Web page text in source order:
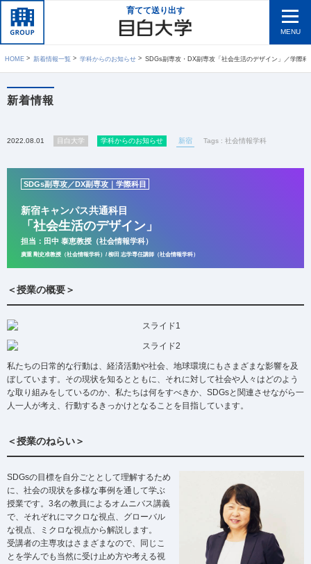
育てて送り出す
MENU
HOME 新着情報一覧 学科からのお知らせ SDGs副専攻・DX副専攻「社会生活のデザイン」／学際科目（田中 泰恵教授：社
新着情報
2022.08.01 目白大学 学科からのお知らせ 新宿 Tags : 社会情報学科
SDGs副専攻／DX副専攻｜学際科目
新宿キャンパス共通科目
「社会生活のデザイン」
担当：田中 泰恵教授（社会情報学科）
廣重 剛史准教授（社会情報学科）/ 柳田 志学専任講師（社会情報学科）
＜授業の概要＞
私たちの日常的な行動は、経済活動や社会、地球環境にもさまざまな影響を及
ぼしています。その現状を知るとともに、それに対して社会や人々はどのよう
な取り組みをしているのか、私たちは何をすべきか、SDGsと関連させながら一
人一人が考え、行動するきっかけとなることを目指しています。
＜授業のねらい＞
SDGsの目標を自分ごととして理解するため
に、社会の現状を多様な事例を通して学ぶ
授業です。3名の教員によるオムニバス講義
で、それぞれにマクロな視点、グローバル
な視点、ミクロな視点から解説します。
受講者の主専攻はさまざまなので、同じこ
とを学んでも当然に受け止め方や考える視